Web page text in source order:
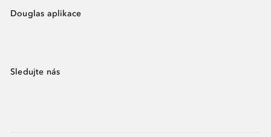
Douglas aplikace
Sledujte nás